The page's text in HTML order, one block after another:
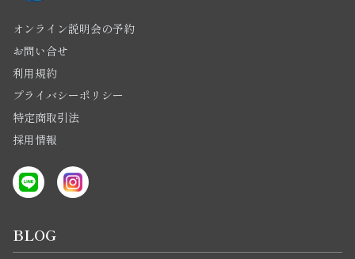
オンライン説明会の予約
お問い合せ
利用規約
プライバシーポリシー
特定商取引法
採用情報
BLOG